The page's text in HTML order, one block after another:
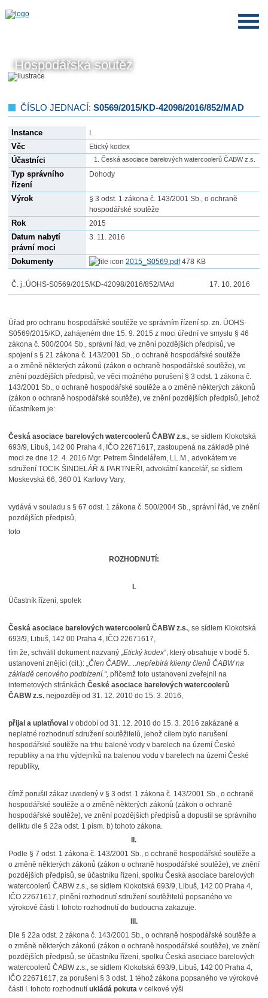
Hospodářská soutěž
ČÍSLO JEDNACÍ: S0569/2015/KD-42098/2016/852/MAD
Instance I.
Věc Etický kodex
Účastníci Česká asociace barelových watercoolerů ČABW z.s.
Typ správního
řízení
Dohody
Výrok
§ 3 odst. 1 zákona č. 143/2001 Sb., o ochraně
hospodářské soutěže
Rok 2015
Datum nabytí
právní moci
3. 11. 2016
Dokumenty 2015_S0569.pdf478 KB
Č. j.:ÚOHS-S0569/2015/KD-42098/2016/852/MAd 17. 10. 2016
Úřad pro ochranu hospodářské soutěže ve správním řízení sp. zn. ÚOHS-
S0569/2015/KD, zahájeném dne 15. 9. 2015 z moci úřední ve smyslu § 46
zákona č. 500/2004 Sb., správní řád, ve znění pozdějších předpisů, ve
spojení s § 21 zákona č. 143/2001 Sb., o ochraně hospodářské soutěže
a o změně některých zákonů (zákon o ochraně hospodářské soutěže), ve
znění pozdějších předpisů, ve věci možného porušení § 3 odst. 1 zákona č.
143/2001 Sb., o ochraně hospodářské soutěže a o změně některých zákonů
(zákon o ochraně hospodářské soutěže), ve znění pozdějších předpisů, jehož
účastníkem je:
Česká asociace barelových watercoolerů ČABW z.s., se sídlem Klokotská
693/9, Libuš, 142 00 Praha 4, IČO 22671617, zastoupená na základě plné
moci ze dne 12. 4. 2016 Mgr. Petrem Šindelářem, LL.M., advokátem ve
sdružení TOCIK ŠINDELÁŘ & PARTNEŘI, advokátní kancelář, se sídlem
Moskevská 66, 360 01 Karlovy Vary,
vydává v souladu s § 67 odst. 1 zákona č. 500/2004 Sb., správní řád, ve znění
pozdějších předpisů,
toto
ROZHODNUTÍ:
I.
Účastník řízení, spolek
Česká asociace barelových watercoolerů ČABW z.s., se sídlem Klokotská
693/9, Libuš, 142 00 Praha 4, IČO 22671617,
tím že, schválil dokument nazvaný „Etický kodex“, který obsahuje v bodě 5.
ustanovení znějící (cit.): „Člen ČABW.. ..nepřebírá klienty členů ČABW na
základě cenového podbízení.“, přičemž toto ustanovení zveřejnil na
internetových stránkách České asociace barelových watercoolerů
ČABW z.s.nejpozději od 31. 12. 2010 do 15. 3. 2016,
přijal a uplatňoval v období od 31. 12. 2010 do 15. 3. 2016 zakázané a
neplatné rozhodnutí sdružení soutěžitelů, jehož cílem bylo narušení
hospodářské soutěže na trhu balené vody v barelech na území České
republiky a na trhu výdejníků na balenou vodu v barelech na území České
republiky,
čímž porušil zákaz uvedený v § 3 odst. 1 zákona č. 143/2001 Sb., o ochraně
hospodářské soutěže a o změně některých zákonů (zákon o ochraně
hospodářské soutěže), ve znění pozdějších předpisů a dopustil se správního
deliktu dle § 22a odst. 1 písm. b) tohoto zákona.
II.
Podle § 7 odst. 1 zákona č. 143/2001 Sb., o ochraně hospodářské soutěže a
o změně některých zákonů (zákon o ochraně hospodářské soutěže), ve znění
pozdějších předpisů, se účastníku řízení, spolku Česká asociace barelových
watercoolerů ČABW z.s., se sídlem Klokotská 693/9, Libuš, 142 00 Praha 4,
IČO 22671617, plnění rozhodnutí sdružení soutěžitelů popsaného ve
výrokové části I. tohoto rozhodnutí do budoucna zakazuje.
III.
Dle § 22a odst. 2 zákona č. 143/2001 Sb., o ochraně hospodářské soutěže a
o změně některých zákonů (zákon o ochraně hospodářské soutěže), ve znění
pozdějších předpisů, se účastníku řízení, spolku Česká asociace barelových
watercoolerů ČABW z.s., se sídlem Klokotská 693/9, Libuš, 142 00 Praha 4,
IČO 22671617, za porušení § 3 odst. 1 téhož zákona popsaného ve výrokové
části I. tohoto rozhodnutí ukládá pokutav celkové výši